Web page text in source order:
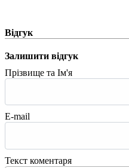
Відгук
Залишити відгук
Прізвище та Ім'я
E-mail
Текст коментаря